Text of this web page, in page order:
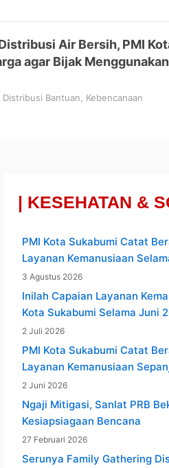
Air Bersih, PMI
agar Bijak
Distribusi Bantuan, Kebencanaan
| KESEHATAN &
PMI Kota Sukabumi Catat
Layanan Kemanusiaan
3 Agustus 2026
Inilah Capaian Layanan
Kota Sukabumi Selama Juni
2 Juli 2026
PMI Kota Sukabumi Catat
Layanan Kemanusiaan
2 Juni 2026
Ngaji Mitigasi, Sanlat PRB
Kesiapsiagaan Bencana
27 Februari 2026
Serunya Family Gathering